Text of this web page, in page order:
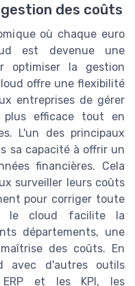
des coûts
où chaque euro
est devenue une
optimiser la gestion
offre une flexibilité
entreprises de gérer
plus efficace tout en
L'un des principaux
sa capacité à offrir un
financières. Cela
surveiller leurs coûts
pour corriger toute
le cloud facilite la
départements, une
des coûts. En
avec d'autres outils
ERP et les KPI, les